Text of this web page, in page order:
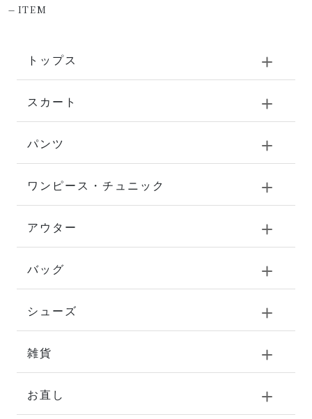
-ITEM
トップス
スカート
パンツ
ワンピース・チュニック
アウター
バッグ
シューズ
雑貨
お直し